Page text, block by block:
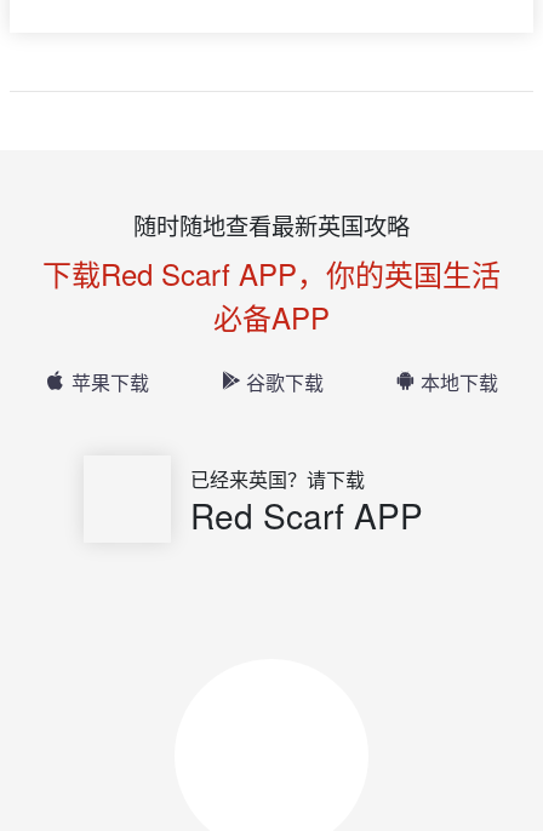
随时随地查看最新英国攻略
下载Red Scarf APP，你的英国生活
必备APP
苹果下载 谷歌下载 本地下载
已经来英国？请下载
Red Scarf APP